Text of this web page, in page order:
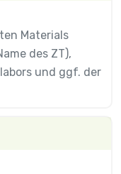
Materials
des ZT),
und ggf. der